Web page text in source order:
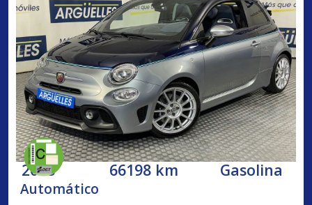
2018 66198 km Gasolina
Automático